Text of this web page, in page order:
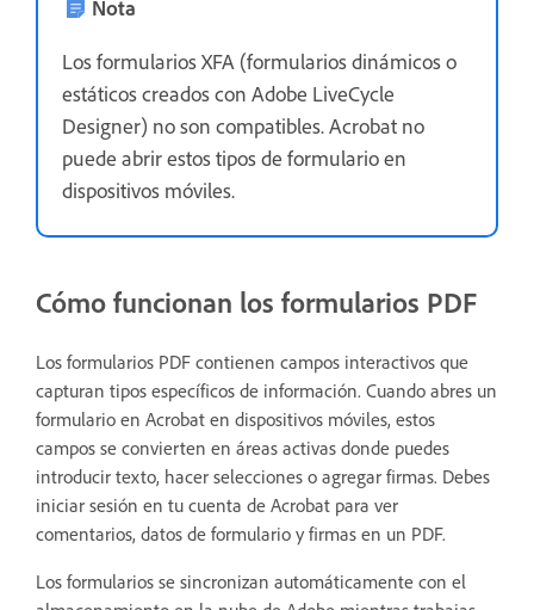
Nota
Los formularios XFA (formularios dinámicos o
estáticos creados con Adobe LiveCycle
Designer) no son compatibles. Acrobat no
puede abrir estos tipos de formulario en
dispositivos móviles.
Cómo funcionan los formularios PDF
Los formularios PDF contienen campos interactivos que
capturan tipos específicos de información. Cuando abres un
formulario en Acrobat en dispositivos móviles, estos
campos se convierten en áreas activas donde puedes
introducir texto, hacer selecciones o agregar firmas. Debes
iniciar sesión en tu cuenta de Acrobat para ver
comentarios, datos de formulario y firmas en un PDF.
Los formularios se sincronizan automáticamente con el